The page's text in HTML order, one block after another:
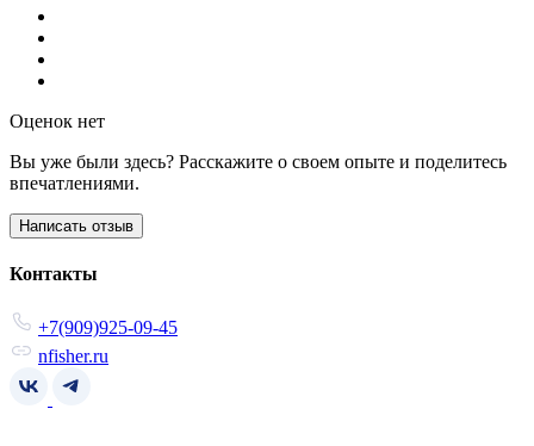
Оценок нет
Вы уже были здесь? Расскажите о своем опыте и поделитесь
впечатлениями.
Написать отзыв
Контакты
+7(909)925-09-45
nfisher.ru